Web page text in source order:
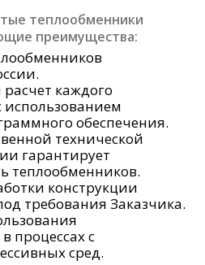
теплообменники
преимущества:
каждого
использованием
обеспечения.
технической
гарантирует
теплообменников.
конструкции
требования Заказчика.
процессах с
сред.